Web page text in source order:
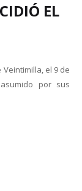
EL
el 9 de
por sus